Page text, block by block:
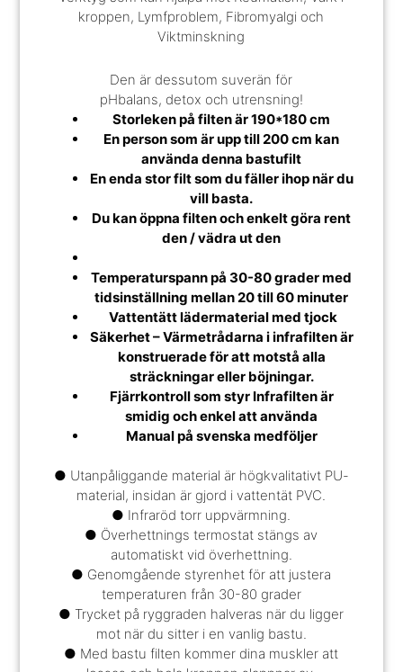
kroppen, Lymfproblem, Fibromyalgi och
Viktminskning
Den är dessutom suverän för
pHbalans, detox och utrensning!
Storleken på filten är 190*180 cm
En person som är upp till 200 cm kan
använda denna bastufilt
En enda stor filt som du fäller ihop när du
vill basta.
Du kan öppna filten och enkelt göra rent
den / vädra ut den
Temperaturspann på 30-80 grader med
tidsinställning mellan 20 till 60 minuter
Vattentätt lädermaterial med tjock
Säkerhet – Värmetrådarna i infrafilten är
konstruerade för att motstå alla
sträckningar eller böjningar.
Fjärrkontroll som styr Infrafilten är
smidig och enkel att använda
Manual på svenska medföljer
● Utanpåliggande material är högkvalitativt PU-
material, insidan är gjord i vattentät PVC.
● Infraröd torr uppvärmning.
● Överhettnings termostat stängs av
automatiskt vid överhettning.
● Genomgående styrenhet för att justera
temperaturen från 30-80 grader
● Trycket på ryggraden halveras när du ligger
mot när du sitter i en vanlig bastu.
● Med bastu filten kommer dina muskler att
Vi välkomnar nya frågor vi kan svara på !